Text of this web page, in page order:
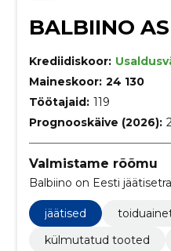
BALBIINO AS
Krediidiskoor:
Maineskoor: 24 130
Töötajaid: 119
Prognooskäive (2026):
Valmistame rõõmu
Balbiino on Eesti
jäätised
külmutatud tooted